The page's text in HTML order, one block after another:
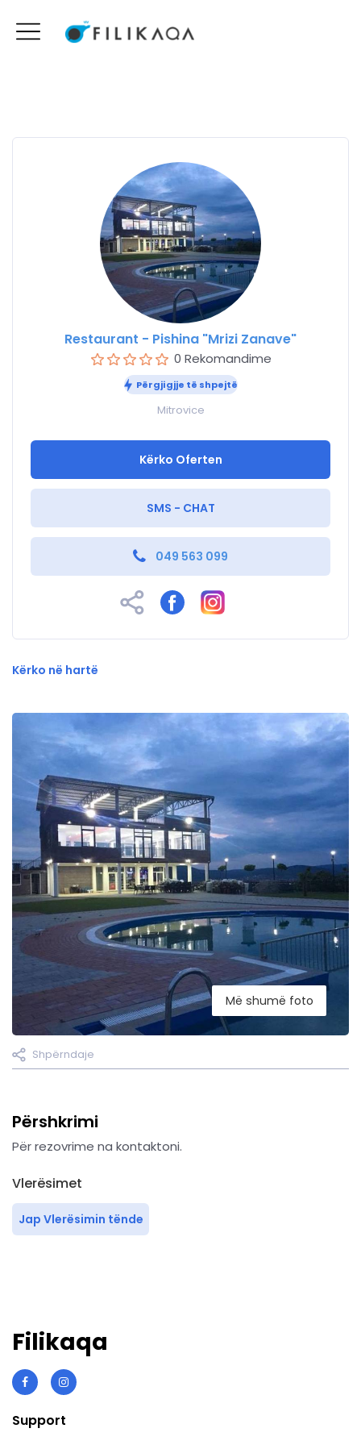
Më shumë foto
Shpërndaje
Përshkrimi
Për rezovrime na kontaktoni.
Vlerësimet
Jap Vlerësimin tënde
Restaurant - Pishina "Mrizi Zanave"
0 Rekomandime
Përgjigjje të shpejtë
Mitrovice
Kërko Oferten
SMS - CHAT
049 563 099
Kërko në hartë
Filikaqa
Support